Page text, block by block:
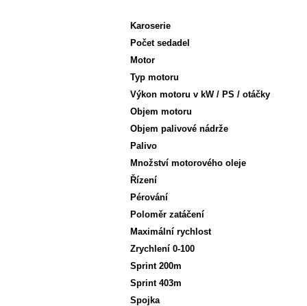
Karoserie
Počet sedadel
Motor
Typ motoru
Výkon motoru v kW / PS / otáčky
Objem motoru
Objem palivové nádrže
Palivo
Množství motorového oleje
Řízení
Pérování
Poloměr zatáčení
Maximální rychlost
Zrychlení 0-100
Sprint 200m
Sprint 403m
Spojka